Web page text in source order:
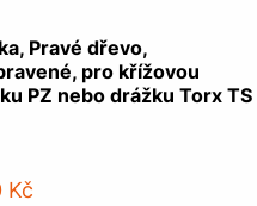
Pravé dřevo,
pro křížovou
PZ nebo drážku Torx TS
Kč